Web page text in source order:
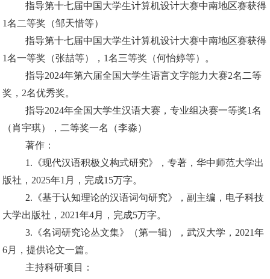
指导第十七届中国大学生计算机设计大赛中南地区赛获得
1名二等奖（邹天惜等）
指导第十七届中国大学生计算机设计大赛中南地区赛获得
1名一等奖（张喆等），1名三等奖（何怡婷等）。
指导2024年第六届全国大学生语言文字能力大赛2名二等
奖，2名优秀奖。
指导2024年全国大学生汉语大赛，专业组决赛一等奖1名
（肖宇琪），二等奖一名（李淼）
著作：
1.《现代汉语积极义构式研究》，专著，华中师范大学出
版社，2025年1月，完成15万字。
2.《基于认知理论的汉语词句研究》，副主编，电子科技
大学出版社，2021年4月，完成5万字。
3.《名词研究论丛文集》（第一辑），武汉大学，2021年
6月，提供论文一篇。
主持科研项目：